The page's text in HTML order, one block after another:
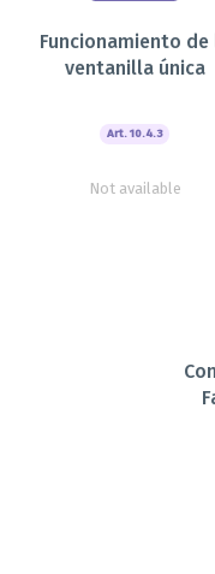
Funcionamiento de
ventanilla única
Art. 10.4.3
Not available